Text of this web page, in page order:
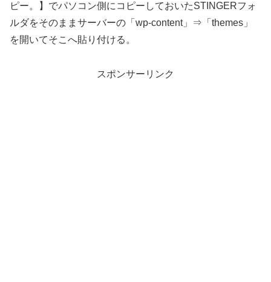
ピー。】でパソコン側にコピーしておいたSTINGERフォ
ルダをそのままサーバーの「wp-content」⇒「themes」
を開いてそこへ貼り付ける。
スポンサーリンク